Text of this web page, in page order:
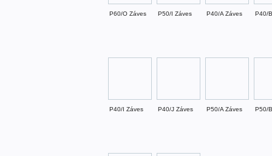
P60/O Záves P50/I Záves P40/A Záves P40/
P40/I Záves P40/J Záves P50/A Záves P50/